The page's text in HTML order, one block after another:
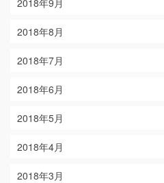
2018年9月
2018年8月
2018年7月
2018年6月
2018年5月
2018年4月
2018年3月